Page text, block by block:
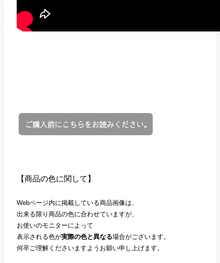
【商品の色に関して】
Webページ内に掲載している商品画像は、
出来る限り商品の色に合わせていますが、
お使いのモニターによって
表示される色が実際の色と異なる場合がございます。
何卒ご理解くださいますようお願い申し上げます。